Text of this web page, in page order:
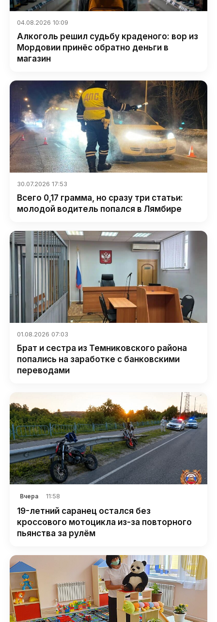
04.08.2026 10:09
Алкоголь решил судьбу краденого: вор из
Мордовии принёс обратно деньги в
магазин
30.07.2026 17:53
Всего 0,17 грамма, но сразу три статьи:
молодой водитель попался в Лямбире
01.08.2026 07:03
Брат и сестра из Темниковского района
попались на заработке с банковскими
переводами
Вчера 11:58
19-летний саранец остался без
кроссового мотоцикла из-за повторного
пьянства за рулём